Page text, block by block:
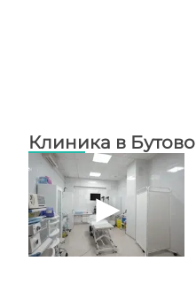
Клиника в Бутово